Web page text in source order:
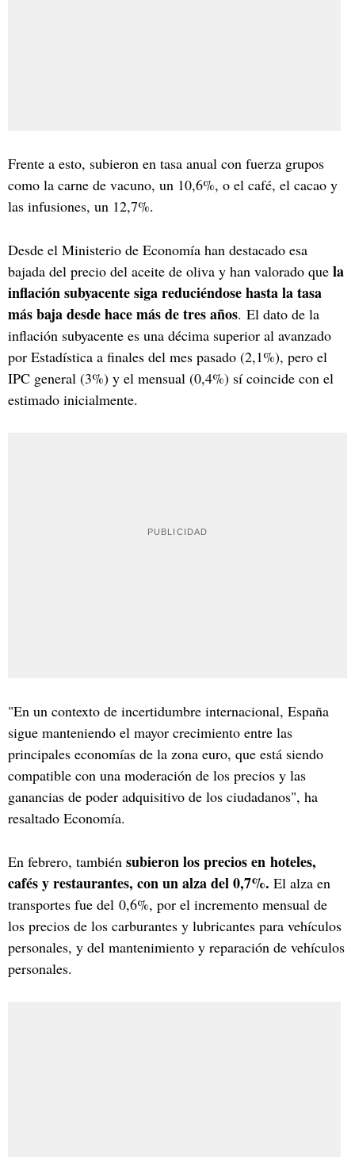
Frente a esto, subieron en tasa anual con fuerza grupos
como la carne de vacuno, un 10,6%, o el café, el cacao y
las infusiones, un 12,7%.
Desde el Ministerio de Economía han destacado esa
bajada del precio del aceite de oliva y han valorado que la
inflación subyacente siga reduciéndose hasta la tasa
más baja desde hace más de tres años. El dato de la
inflación subyacente es una décima superior al avanzado
por Estadística a finales del mes pasado (2,1%), pero el
IPC general (3%) y el mensual (0,4%) sí coincide con el
estimado inicialmente.
"En un contexto de incertidumbre internacional, España
sigue manteniendo el mayor crecimiento entre las
principales economías de la zona euro, que está siendo
compatible con una moderación de los precios y las
ganancias de poder adquisitivo de los ciudadanos", ha
resaltado Economía.
En febrero, también subieron los precios en hoteles,
cafés y restaurantes, con un alza del 0,7%. El alza en
transportes fue del 0,6%, por el incremento mensual de
los precios de los carburantes y lubricantes para vehículos
personales, y del mantenimiento y reparación de vehículos
personales.